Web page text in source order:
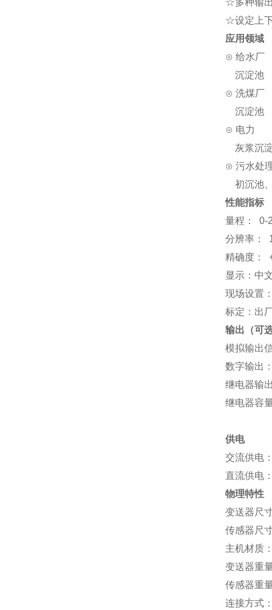
☆多种输
☆设定上
应用领
⊙ 给水厂
沉淀池
⊙ 洗煤厂
沉淀池
⊙ 电力
灰浆沉
⊙ 污水处
初沉池
性能指标
量程： 0-
分辨率：
精确度：
显示：中
现场设置
标定：出
输出（可
模拟输出
数字输出
继电器输
继电
供电
交流供电
直流供电
物理特性
变送器尺
传感器尺
主机材质
变送器重
传感器重
连接方式